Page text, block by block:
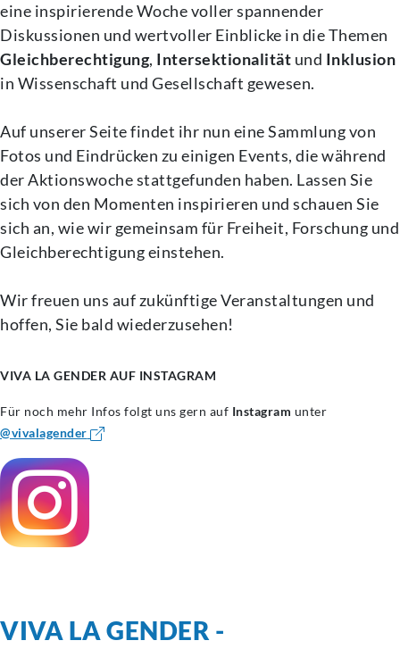
eine inspirierende Woche voller spannender
Diskussionen und wertvoller Einblicke in die Themen
Gleichberechtigung, Intersektionalität und Inklusion
in Wissenschaft und Gesellschaft gewesen.
Auf unserer Seite findet ihr nun eine Sammlung von
Fotos und Eindrücken zu einigen Events, die während
der Aktionswoche stattgefunden haben. Lassen Sie
sich von den Momenten inspirieren und schauen Sie
sich an, wie wir gemeinsam für Freiheit, Forschung und
Gleichberechtigung einstehen.
Wir freuen uns auf zukünftige Veranstaltungen und
hoffen, Sie bald wiederzusehen!
VIVA LA GENDER AUF INSTAGRAM
Für noch mehr Infos folgt uns gern auf Instagram unter
@vivalagender
VIVA LA GENDER -